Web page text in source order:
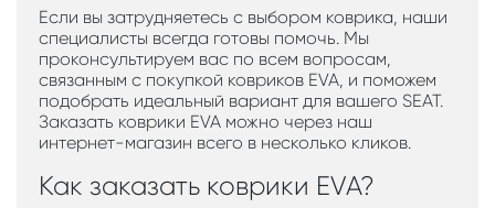
Если вы затрудняетесь с выбором коврика, наши
специалисты всегда готовы помочь. Мы
проконсультируем вас по всем вопросам,
связанным с покупкой ковриков EVA, и поможем
подобрать идеальный вариант для вашего SEAT.
Заказать коврики EVA можно через наш
интернет-магазин всего в несколько кликов.
Как заказать коврики EVA?